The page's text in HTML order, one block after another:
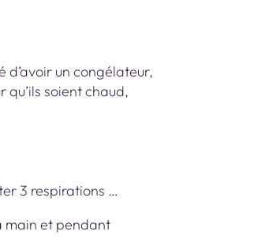
d’avoir un congélateur,
soient chaud,
3 respirations …
main et pendant